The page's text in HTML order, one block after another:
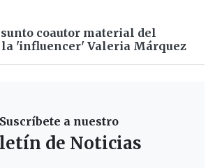
coautor material del
'influencer' Valeria Márquez
Suscríbete a nuestro
de Noticias